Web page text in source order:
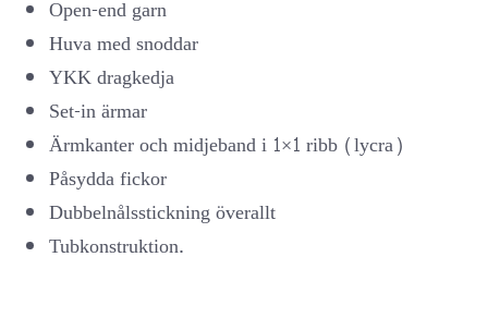
Open-end garn
Huva med snoddar
YKK dragkedja
Set-in ärmar
Ärmkanter och midjeband i 1×1 ribb (lycra)
Påsydda fickor
Dubbelnålsstickning överallt
Tubkonstruktion.